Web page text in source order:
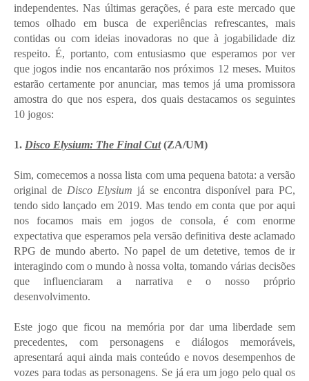
independentes. Nas últimas gerações, é para este mercado que
temos olhado em busca de experiências refrescantes, mais
contidas ou com ideias inovadoras no que à jogabilidade diz
respeito. É, portanto, com entusiasmo que esperamos por ver
que jogos indie nos encantarão nos próximos 12 meses. Muitos
estarão certamente por anunciar, mas temos já uma promissora
amostra do que nos espera, dos quais destacamos os seguintes
10 jogos:
1. Disco Elysium: The Final Cut(ZA/UM)
Sim, comecemos a nossa lista com uma pequena batota: a versão
original de Disco Elysium já se encontra disponível para PC,
tendo sido lançado em 2019. Mas tendo em conta que por aqui
nos focamos mais em jogos de consola, é com enorme
expectativa que esperamos pela versão definitiva deste aclamado
RPG de mundo aberto. No papel de um detetive, temos de ir
interagindo com o mundo à nossa volta, tomando várias decisões
que influenciaram a narrativa e o nosso próprio
desenvolvimento.
Este jogo que ficou na memória por dar uma liberdade sem
precedentes, com personagens e diálogos memoráveis,
apresentará aqui ainda mais conteúdo e novos desempenhos de
vozes para todas as personagens. Se já era um jogo pelo qual os